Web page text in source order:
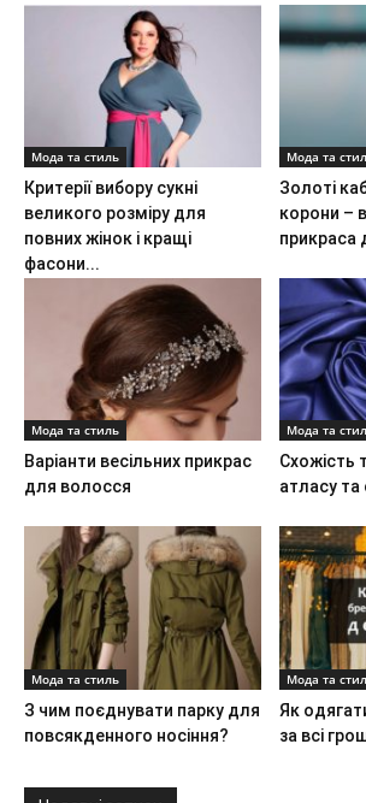
Мода та стиль
Критерії вибору сукні
великого розміру для
повних жінок і кращі
фасони...
Мода та
Золоті
корони –
прикраса
Мода та стиль
Варіанти весільних прикрас
для волосся
Мода та
Схожість
атласу та
Мода та стиль
З чим поєднувати парку для
повсякденного носіння?
Мода та
Як
за всі